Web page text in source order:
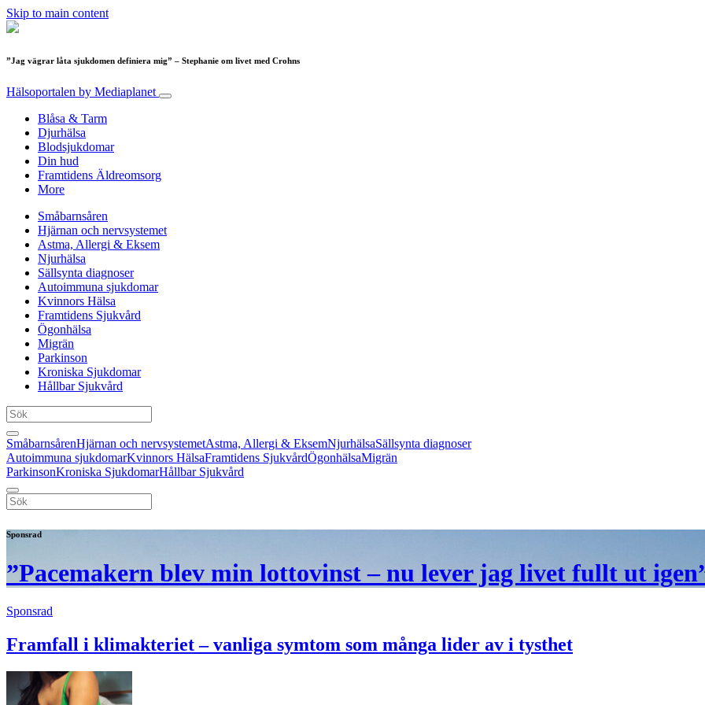
Skip to main content
”Jag vägrar låta sjukdomen definiera mig” – Stephanie om livet med Crohns
Hälsoportalen by Mediaplanet
Blåsa & Tarm
Djurhälsa
Blodsjukdomar
Din hud
Framtidens Äldreomsorg
More
Småbarnsåren
Hjärnan och nervsystemet
Astma, Allergi & Eksem
Njurhälsa
Sällsynta diagnoser
Autoimmuna sjukdomar
Kvinnors Hälsa
Framtidens Sjukvård
Ögonhälsa
Migrän
Parkinson
Kroniska Sjukdomar
Hållbar Sjukvård
SmåbarnsårenHjärnan och nervsystemetAstma, Allergi & EksemNjurhälsaSällsynta diagnoser
Autoimmuna sjukdomarKvinnors HälsaFramtidens SjukvårdÖgonhälsaMigrän
ParkinsonKroniska SjukdomarHållbar Sjukvård
Sponsrad
”Pacemakern blev min lottovinst – nu lever jag livet fullt ut
Sponsrad
Framfall i klimakteriet – vanliga symtom som många lider av i tysthet